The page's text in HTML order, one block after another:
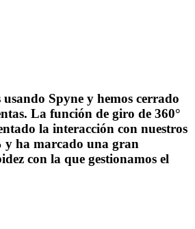
usando Spyne y hemos cerrado
La función de giro de 360°
la interacción con nuestros
y ha marcado una gran
con la que gestionamos el